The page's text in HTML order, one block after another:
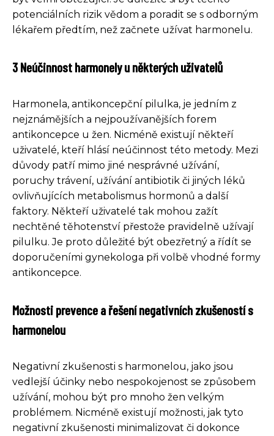
potenciálních rizik vědom a poradit se s odborným
lékařem předtím, než začnete užívat harmonelu.
3 Neúčinnost harmonely u některých uživatelů
Harmonela, antikoncepční pilulka, je jedním z
nejznámějších a nejpoužívanějších forem
antikoncepce u žen. Nicméně existují někteří
uživatelé, kteří hlásí neúčinnost této metody. Mezi
důvody patří mimo jiné nesprávné užívání,
poruchy trávení, užívání antibiotik či jiných léků
ovlivňujících metabolismus hormonů a další
faktory. Někteří uživatelé tak mohou zažít
nechtěné těhotenství přestože pravidelně užívají
pilulku. Je proto důležité být obezřetný a řídít se
doporučeními gynekologa při volbě vhodné formy
antikoncepce.
Možnosti prevence a řešení negativních zkušeností s
harmonelou
Negativní zkušenosti s harmonelou, jako jsou
vedlejší účinky nebo nespokojenost se způsobem
užívání, mohou být pro mnoho žen velkým
problémem. Nicméně existují možnosti, jak tyto
negativní zkušenosti minimalizovat či dokonce